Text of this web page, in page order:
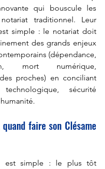
qui bouscule les
traditionnel. Leur
simple : le notariat doit
des grands enjeux
(dépendance,
mort numérique,
proches) en conciliant
technologique, sécurité
faire son Clésame
est simple : le plus tôt